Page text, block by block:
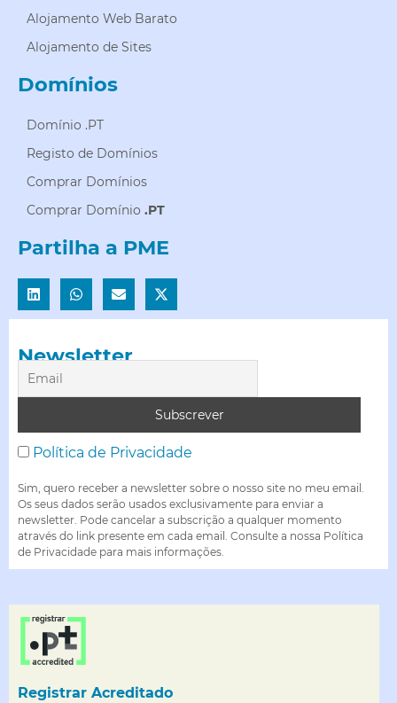
Alojamento Web Barato
Alojamento de Sites
Domínios
Domínio .PT
Registo de Domínios
Comprar Domínios
Comprar Domínio .PT
Partilha a PME
Newsletter
Política de Privacidade
Sim, quero receber a newsletter sobre o nosso site no meu email.
Os seus dados serão usados exclusivamente para enviar a
newsletter. Pode cancelar a subscrição a qualquer momento
através do link presente em cada email. Consulte a nossa Política
de Privacidade para mais informações.
Registrar Acreditado